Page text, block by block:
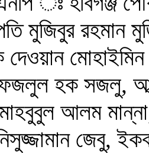
মুজিবুর রহমান
দেওয়ান
হক সজলু,
আলম
জেবু,